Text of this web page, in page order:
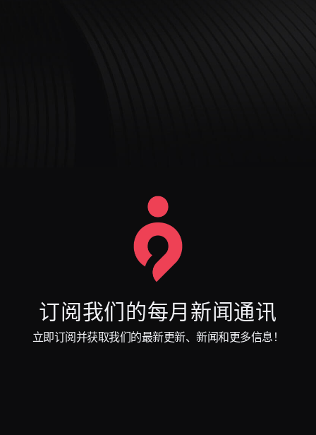
订阅我们的每月新闻通讯
立即订阅并获取我们的最新更新、新闻和更多信息！